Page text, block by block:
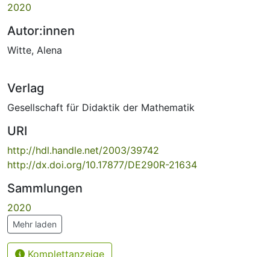
2020
Autor:innen
Witte, Alena
Verlag
Gesellschaft für Didaktik der Mathematik
URI
http://hdl.handle.net/2003/39742
http://dx.doi.org/10.17877/DE290R-21634
Sammlungen
2020
Mehr laden
Komplettanzeige